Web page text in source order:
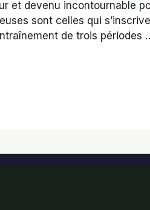
et devenu incontournable
sont celles qui
de trois périodes